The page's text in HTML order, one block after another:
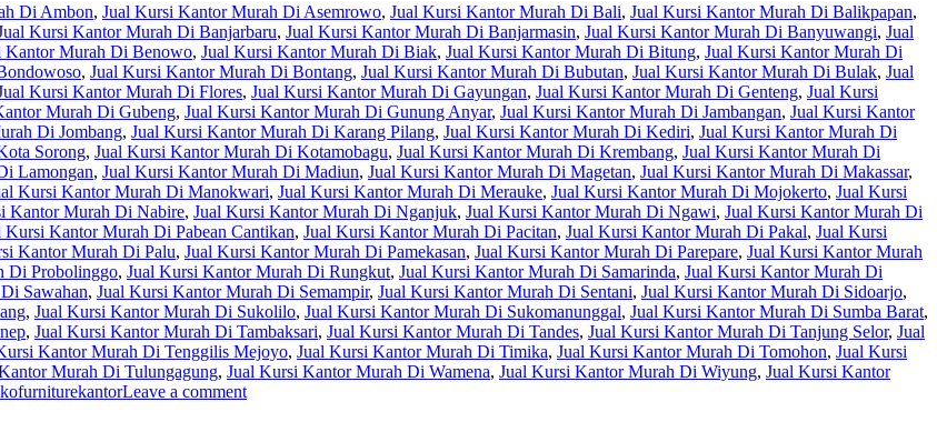
Di Ambon, Jual Kursi Kantor Murah Di Asemrowo, Jual Kursi Kantor Murah Di Bali, Jual Kursi Kantor Murah Di Balikpapan,
Kursi Kantor Murah Di Banjarbaru, Jual Kursi Kantor Murah Di Banjarmasin, Jual Kursi Kantor Murah Di Banyuwangi, Jual
Kantor Murah Di Benowo, Jual Kursi Kantor Murah Di Biak, Jual Kursi Kantor Murah Di Bitung, Jual Kursi Kantor Murah Di
, Jual Kursi Kantor Murah Di Bontang, Jual Kursi Kantor Murah Di Bubutan, Jual Kursi Kantor Murah Di Bulak, Jual
Kursi Kantor Murah Di Flores, Jual Kursi Kantor Murah Di Gayungan, Jual Kursi Kantor Murah Di Genteng, Jual Kursi
Murah Di Gubeng, Jual Kursi Kantor Murah Di Gunung Anyar, Jual Kursi Kantor Murah Di Jambangan, Jual Kursi Kantor
Di Jombang, Jual Kursi Kantor Murah Di Karang Pilang, Jual Kursi Kantor Murah Di Kediri, Jual Kursi Kantor Murah Di
Sorong, Jual Kursi Kantor Murah Di Kotamobagu, Jual Kursi Kantor Murah Di Krembang, Jual Kursi Kantor Murah Di
Lamongan, Jual Kursi Kantor Murah Di Madiun, Jual Kursi Kantor Murah Di Magetan, Jual Kursi Kantor Murah Di Makassar,
Kursi Kantor Murah Di Manokwari, Jual Kursi Kantor Murah Di Merauke, Jual Kursi Kantor Murah Di Mojokerto, Jual Kursi
Kantor Murah Di Nabire, Jual Kursi Kantor Murah Di Nganjuk, Jual Kursi Kantor Murah Di Ngawi, Jual Kursi Kantor Murah Di
Kursi Kantor Murah Di Pabean Cantikan, Jual Kursi Kantor Murah Di Pacitan, Jual Kursi Kantor Murah Di Pakal, Jual Kursi
Kantor Murah Di Palu, Jual Kursi Kantor Murah Di Pamekasan, Jual Kursi Kantor Murah Di Parepare, Jual Kursi Kantor Murah
Di Probolinggo, Jual Kursi Kantor Murah Di Rungkut, Jual Kursi Kantor Murah Di Samarinda, Jual Kursi Kantor Murah Di
Sawahan, Jual Kursi Kantor Murah Di Semampir, Jual Kursi Kantor Murah Di Sentani, Jual Kursi Kantor Murah Di Sidoarjo,
, Jual Kursi Kantor Murah Di Sukolilo, Jual Kursi Kantor Murah Di Sukomanunggal, Jual Kursi Kantor Murah Di Sumba Barat,
, Jual Kursi Kantor Murah Di Tambaksari, Jual Kursi Kantor Murah Di Tandes, Jual Kursi Kantor Murah Di Tanjung Selor, Jual
Kantor Murah Di Tenggilis Mejoyo, Jual Kursi Kantor Murah Di Timika, Jual Kursi Kantor Murah Di Tomohon, Jual Kursi
Murah Di Tulungagung, Jual Kursi Kantor Murah Di Wamena, Jual Kursi Kantor Murah Di Wiyung, Jual Kursi Kantor
Leave a comment